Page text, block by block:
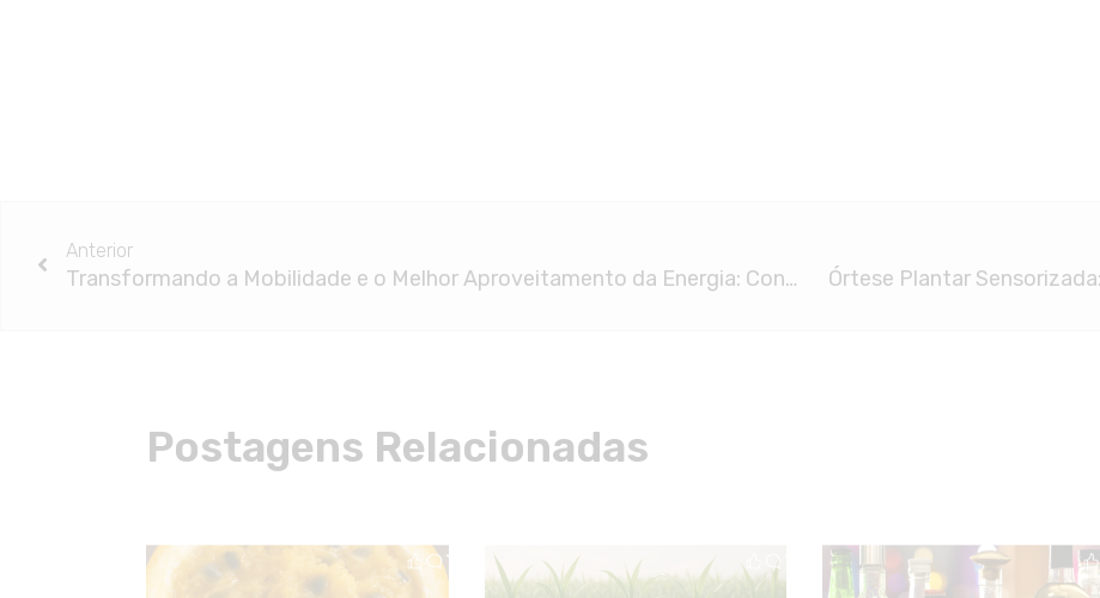
Anterior
Transformando a Mobilidade e o Melhor Aproveitamento da Energia: Conheça o Instituto de Mobilidade e Energias Sustentáveis (IMES) Órtese Plantar
Postagens Relacionadas